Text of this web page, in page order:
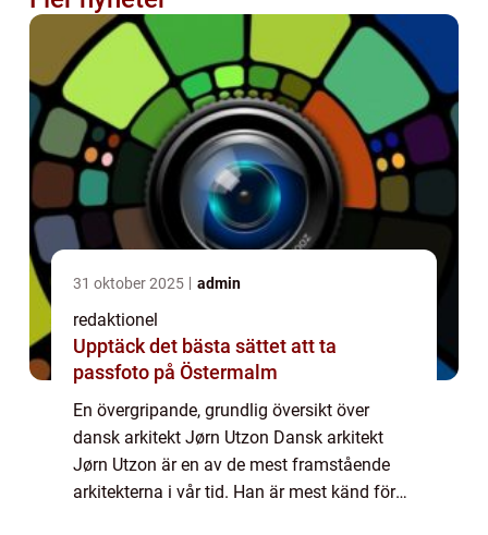
31 oktober 2025 admin
redaktionel
Upptäck det bästa sättet att ta
passfoto på Östermalm
En övergripande, grundlig översikt över
dansk arkitekt Jørn Utzon Dansk arkitekt
Jørn Utzon är en av de mest framstående
arkitekterna i vår tid. Han är mest känd för